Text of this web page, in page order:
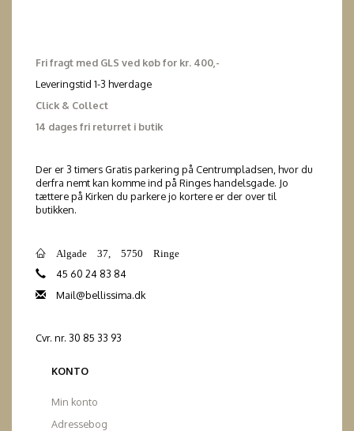
Fri fragt med GLS ved køb for kr. 400,-
Leveringstid 1-3 hverdage
Click & Collect
14 dages fri returret i butik
Der er 3 timers Gratis parkering på Centrumpladsen, hvor du
derfra nemt kan komme ind på Ringes handelsgade. Jo
tættere på Kirken du parkere jo kortere er der over til
butikken.
Algade 37, 5750 Ringe
45 60 24 83 84
Mail@bellissima.dk
Cvr. nr. 30 85 33 93
KONTO
Min konto
Adressebog